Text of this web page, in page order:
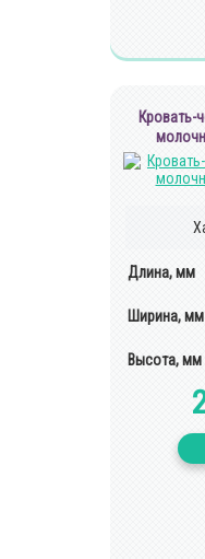
Длина, мм
Ширина, мм
Высота, мм